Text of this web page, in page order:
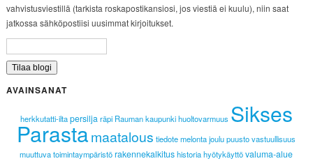
vahvistusviestillä (tarkista roskapostikansiosi, jos viestiä ei kuulu), niin saat
jatkossa sähköpostiisi uusimmat kirjoitukset.
AVAINSANAT
herkkutatti-iltapersiljaräpi Rauman kaupunkihuoltovarmuus Sikses
Parastamaatalous tiedote melonta joulu puusto vastuullisuus
muuttuva toimintaympäristö rakennekalkitus historia hyötykäyttö valuma-alue